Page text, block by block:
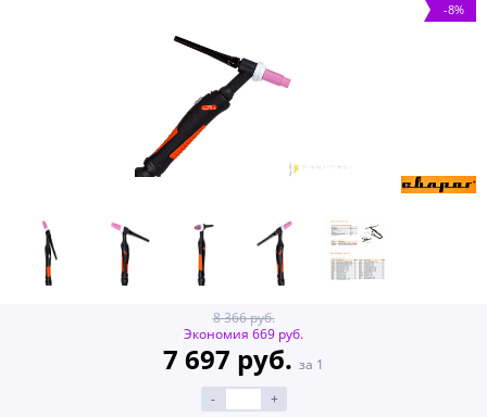
-8%
8 366 руб.
Экономия 669 руб.
7 697 руб. за 1
-
+